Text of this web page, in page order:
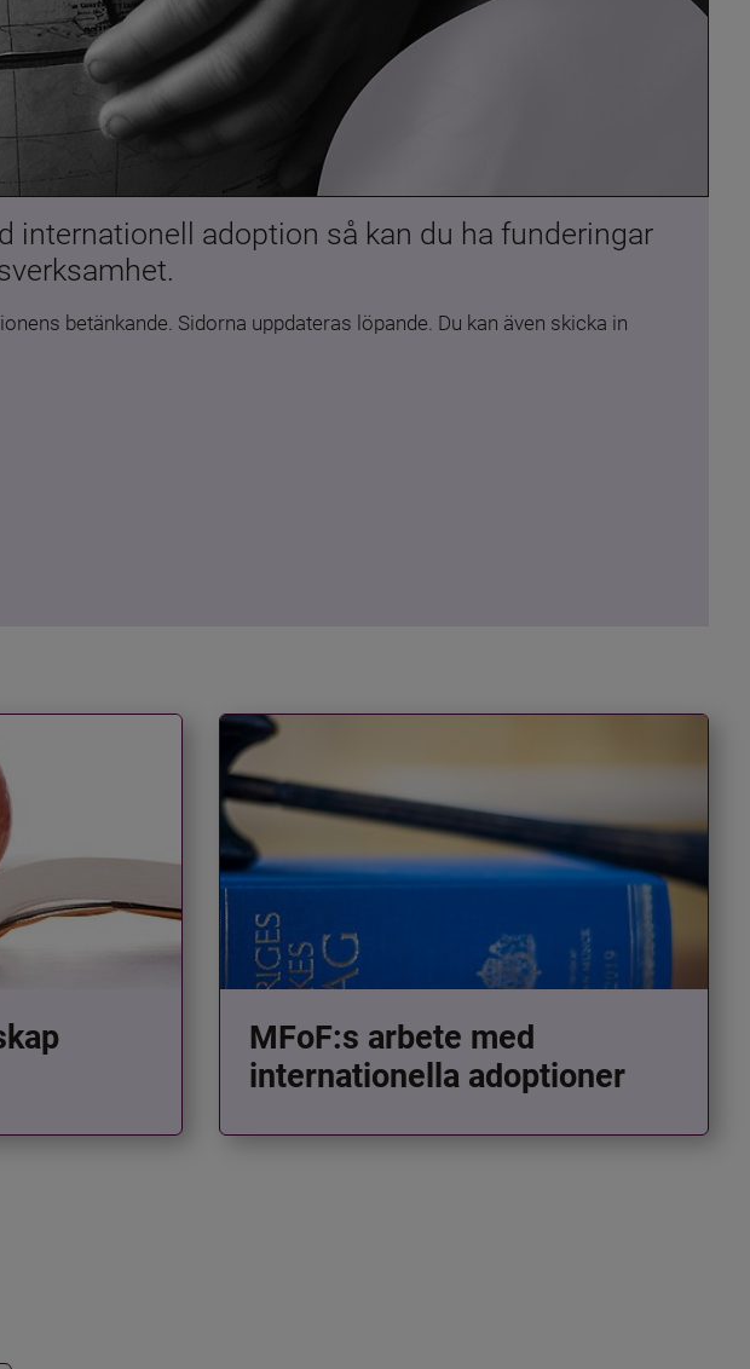
internationell adoption så kan du ha funderingar
betänkande. Sidorna uppdateras löpande. Du kan även skicka in
MFoF:s arbete med
internationella adoptioner